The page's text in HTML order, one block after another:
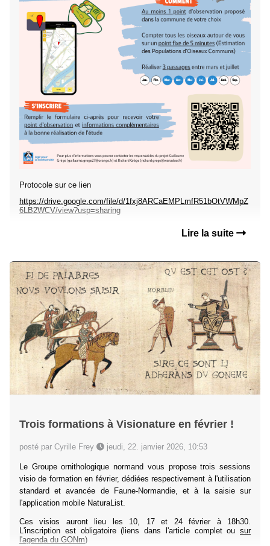
Protocole sur ce lien
https://drive.google.com/file/d/1fxj8ARCaEMPLmfR51bOtVWMpZ
6LB2WCV/view?usp=sharing
Lire la suite
Trois formations à Visionature en février !
posté par Cyrille Frey jeudi, 22. janvier 2026, 10:53
Le Groupe ornithologique normand vous propose trois sessions
visio de formation en février, dédiées respectivement à l'utilisation
standard et avancée de Faune-Normandie, et à la saisie sur
l'application mobile NaturaList.
Ces visios auront lieu les 10, 17 et 24 février à 18h30.
L'inscription est obligatoire (liens dans l'article complet ou sur
l'agenda du GONm)